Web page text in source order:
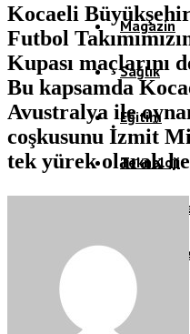
Magazin
Sağlık
Eğitim
Teknoloji
Köşe
Video
Röportaj
Kocaeli
Futbol
Kupası maçlarını
Bu kapsamda
Avustralya ile
coşkusunu İzmit
tek yürek olarak